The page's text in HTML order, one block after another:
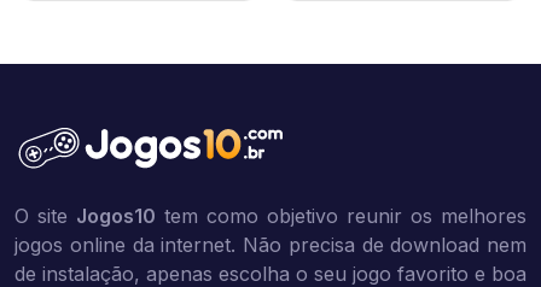
O site Jogos10 tem como objetivo reunir os melhores
jogos online da internet. Não precisa de download nem
de instalação, apenas escolha o seu jogo favorito e boa